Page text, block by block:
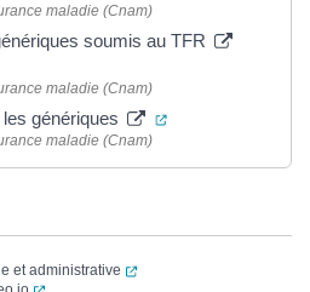
maladie (Cnam)
soumis au TFR
nouvel onglet)
maladie (Cnam)
génériques (ouverture dans
maladie (Cnam)
et administrative
(ouverture dans un
(ouverture dans un nouvel onglet)